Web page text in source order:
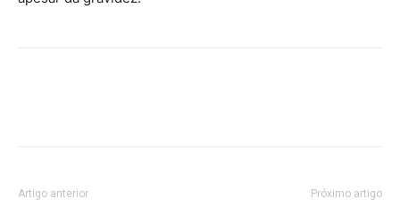
Artigo anterior Próximo artigo